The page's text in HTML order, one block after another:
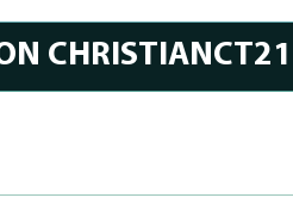
CHRISTIANCT21